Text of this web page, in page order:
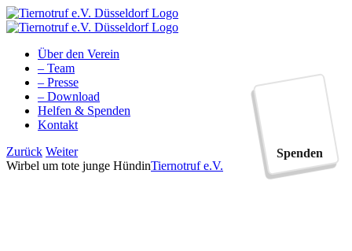
Zum
Inhalt
Über den Verein
– Team
– Presse
– Download
Helfen & Spenden
Kontakt
Facebook
YouTube
Instagram
Tiktok
Zurück Weiter
Wirbel um tote junge HündinTiernotruf e.V.
Spenden